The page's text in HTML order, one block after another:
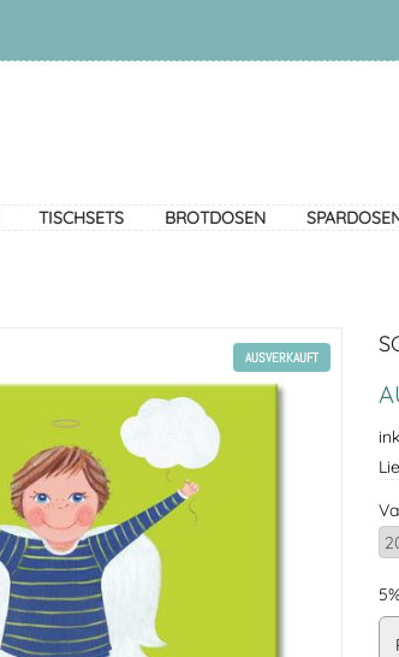
TISCHSETS BROTDOSEN
AUSVERKAUFT